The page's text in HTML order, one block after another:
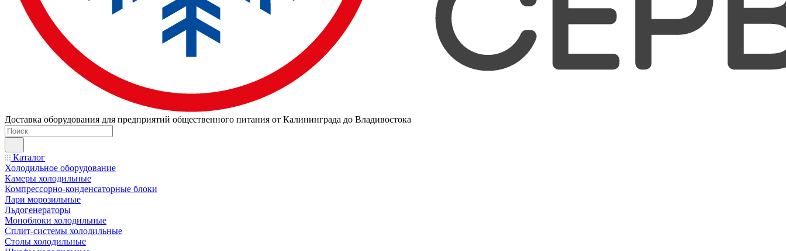
Доставка оборудования для предприятий общественного питания от Калининграда до Владивостока
Каталог
Холодильное оборудование
Камеры холодильные
Компрессорно-конденсаторные блоки
Лари морозильные
Льдогенераторы
Моноблоки холодильные
Сплит-системы холодильные
Столы холодильные